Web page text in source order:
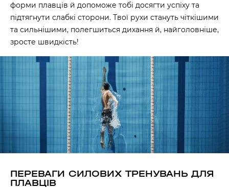
форми плавців й допоможе тобі досягти успіху та
підтягнути слабкі сторони. Твої рухи стануть чіткішими
та сильнішими, полегшиться дихання й, найголовніше,
зросте швидкість!
ПЕРЕВАГИ СИЛОВИХ ТРЕНУВАНЬ ДЛЯ
ПЛАВЦІВ